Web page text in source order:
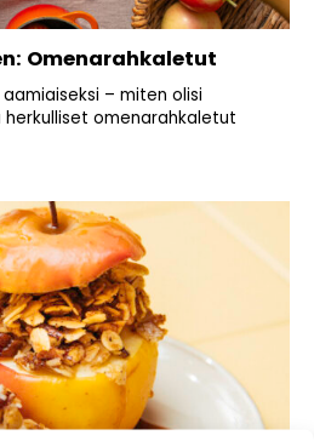
Omenarahkaletut
– miten olisi
omenarahkaletut